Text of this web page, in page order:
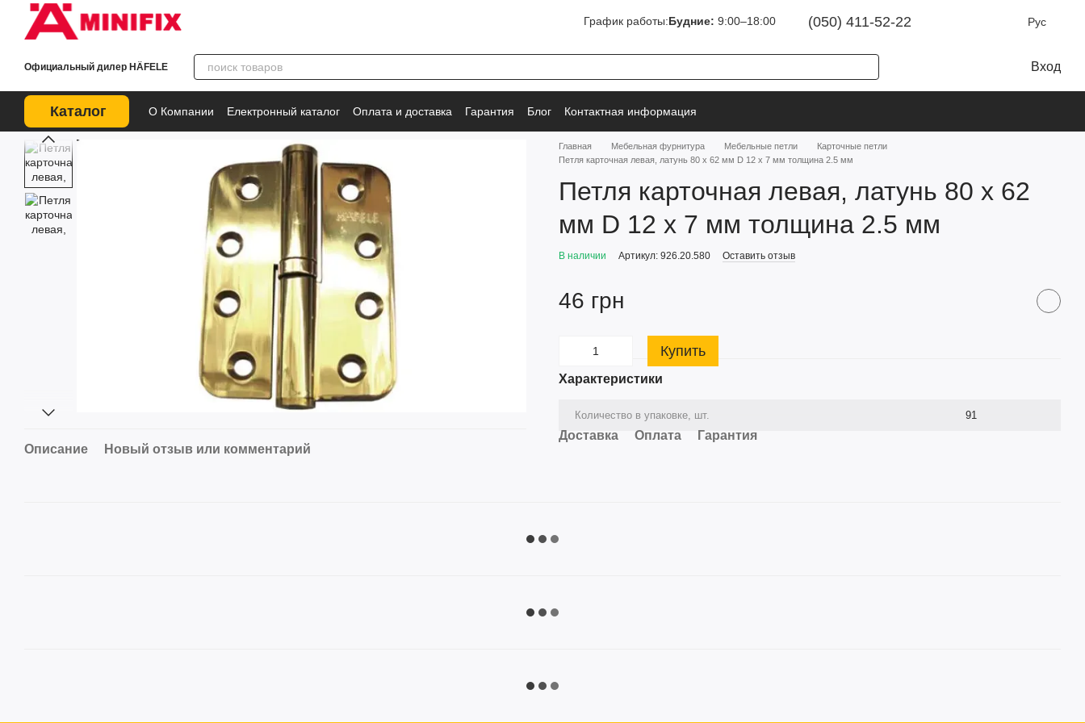
Перейти к основному контенту
График работы:Будние: 9:00–18:00 (050) 411-52-22 Рус
Официальный дилер HÄFELE Вход
Каталог О Компании Електронный каталог Оплата и доставка Гарантия Блог Контактная информация
Описание Новый отзыв или комментарий
Главная Мебельная фурнитура Мебельные петли
Карточные петли
Петля карточная левая, латунь 80 х 62 мм D 12 х 7 мм толщина 2.5 мм
Петля карточная левая, латунь 80 х 62
мм D 12 х 7 мм толщина 2.5 мм
В наличии Артикул: 926.20.580 Оставить отзыв
46 грн
Купить
Характеристики
Количество в упаковке, шт. 91
Доставка Оплата Гарантия